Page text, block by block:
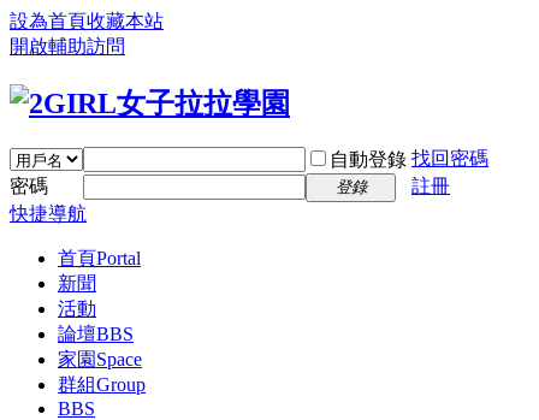
設為首頁收藏本站
開啟輔助訪問
自動登錄 找回密碼
密碼
登錄
註冊
快捷導航
首頁Portal
新聞
活動
論壇BBS
家園 Space
群組Group
BBS